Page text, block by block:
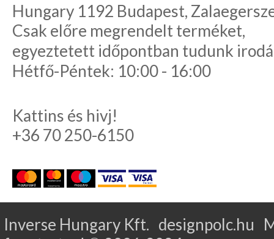
Hungary 1192 Budapest,
Csak előre megrendelt terméket,
egyeztetett időpontban tudunk
Hétfő-Péntek: 10:00 - 16:00
Kattins és hivj!
+36 70 250-6150
Inverse Hungary Kft. designpolc.hu